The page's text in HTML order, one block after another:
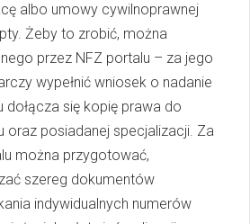
albo umowy cywilnoprawnej
Żeby to zrobić, można
przez NFZ portalu – za jego
wypełnić wniosek o nadanie
dołącza się kopię prawa do
oraz posiadanej specjalizacji. Za
można przygotować,
szereg dokumentów
indywidualnych numerów